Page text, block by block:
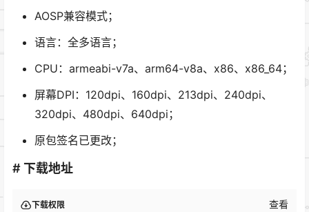
AOSP兼容模式；
语言：全多语言；
CPU：armeabi-v7a、arm64-v8a、x86、x86_64；
屏幕DPI：120dpi、160dpi、213dpi、240dpi、
320dpi、480dpi、640dpi；
原包签名已更改；
# 下载地址
下载权限 查看